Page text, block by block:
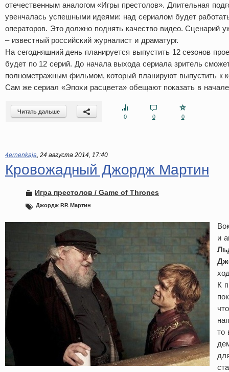
отечественным аналогом «Игры престолов». Длительная
увенчалась успешными идеями: над сериалом будет
операторов. Это должно поднять качество видео. Сценарий
– известный российский журналист и драматург.
На сегодняшний день планируется выпустить 12 сезонов
будет по 12 серий. До начала выхода сериала зритель
полнометражным фильмом, который планируют выпустить к
Сам же сериал «Эпохи расцвета» обещают показать в
Читать дальше
0
0 0
4ernenkaja, 24 августа 2014, 17:40
Кровожадный Джордж Мартин
Игра престолов / Game of Thrones
Джордж Р.Р. Мартин
и
К
то